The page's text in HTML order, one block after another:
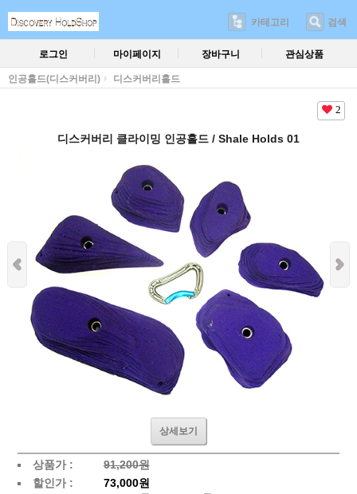
카테고리 검색
로그인 마이페이지 장바구니 관심상품
인공홀드(디스커버리) 디스커버리홀드
2
디스커버리 클라이밍 인공홀드 / Shale Holds 01
상세보기
상품가 :
91,200원
할인가 :
73,000원